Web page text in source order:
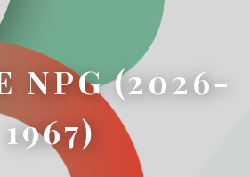
NPG (2026-
1967)